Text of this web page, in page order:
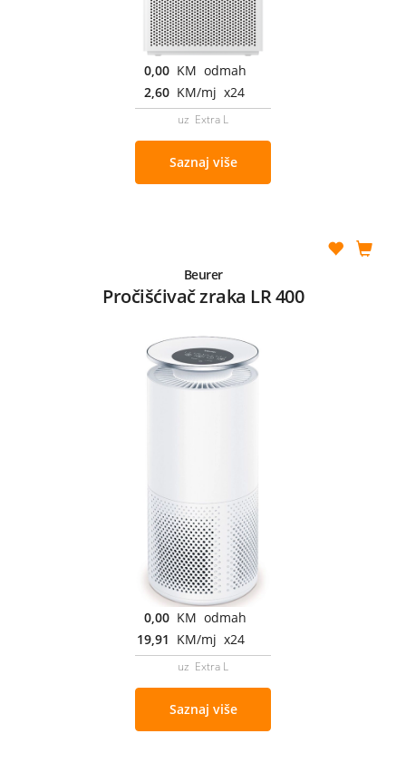
0,00 KM odmah
2,60 KM/mj x24
uz Extra L
Saznaj više
Beurer
Pročišćivač zraka LR 400
0,00 KM odmah
19,91 KM/mj x24
uz Extra L
Saznaj više